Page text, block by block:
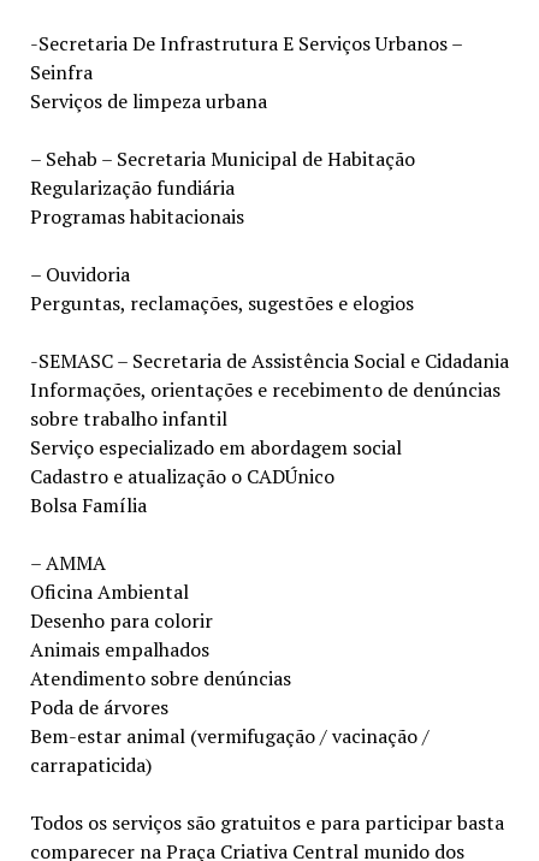
-Secretaria De Infrastrutura E Serviços Urbanos –
Seinfra
Serviços de limpeza urbana
– Sehab – Secretaria Municipal de Habitação
Regularização fundiária
Programas habitacionais
– Ouvidoria
Perguntas, reclamações, sugestões e elogios
-SEMASC – Secretaria de Assistência Social e Cidadania
Informações, orientações e recebimento de denúncias
sobre trabalho infantil
Serviço especializado em abordagem social
Cadastro e atualização o CADÚnico
Bolsa Família
– AMMA
Oficina Ambiental
Desenho para colorir
Animais empalhados
Atendimento sobre denúncias
Poda de árvores
Bem-estar animal (vermifugação / vacinação /
carrapaticida)
Todos os serviços são gratuitos e para participar basta
comparecer na Praça Criativa Central munido dos